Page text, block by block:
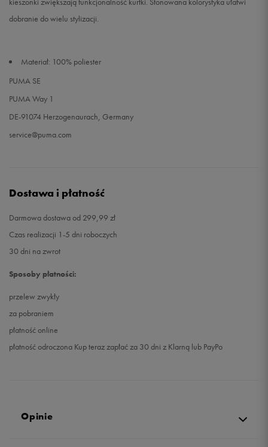
dobranie do wielu stylizacji.
Materiał: 100% poliester
PUMA SE
PUMA Way 1
DE-91074 Herzogenaurach, Germany
service@puma.com
Dostawa i płatność
Darmowa dostawa od 299,99 zł
Czas realizacji 1-5 dni roboczych
30 dni na zwrot
Sposoby płatności:
przelew zwykły
za pobraniem
płatność online
płatność odroczona Kup teraz zapłać za 30 dni z Klarną lub PayPo
Opinie